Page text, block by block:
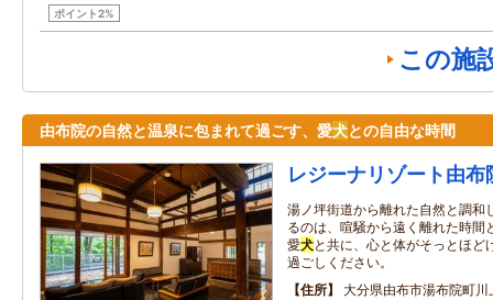
ポイント2%
この施
由布院の自然と温泉に包まれて過ごす、愛犬との自由な時間
レジーナリゾート由布
湯ノ坪街道から離れた自然と調和
るのは、喧騒から遠く離れた時間
愛犬と共に、心と体がそっとほど
過ごしください。
住所
大分県由布市湯布院町川